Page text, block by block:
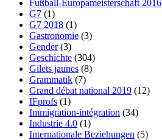
Fußball-Europameisterschaft 2016
G7 (1)
G7 2018 (1)
Gastronomie (3)
Gender(3)
Geschichte (304)
Gilets jaunes (8)
Grammatik (7)
Grand débat national 2019 (12)
IFprofs (1)
Immigration-intégration (34)
Industrie 4.0 (1)
Internationale Beziehungen (5)